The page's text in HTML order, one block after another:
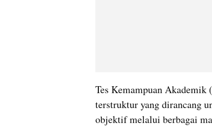
Tes Kemampuan
terstruktur yang dirancang
objektif melalui berbagai